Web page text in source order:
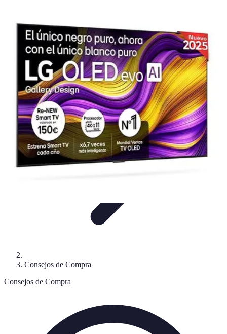
SeguridadAnálisis de ExpertosConsejos de Compras
Black Friday en Línea
Consejos de Compra
Consejos de Compra